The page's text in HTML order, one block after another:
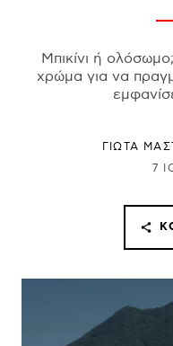
Μπικίνι ή
χρώμα για να
ΓΙΩΤΑ
7